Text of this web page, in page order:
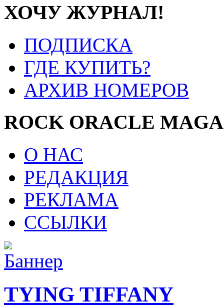
ХОЧУ ЖУРНАЛ!
ПОДПИСКА
ГДЕ КУПИТЬ?
АРХИВ НОМЕРОВ
ROCK ORACLE
О НАС
РЕДАКЦИЯ
РЕКЛАМА
ССЫЛКИ
TYING TIFFANY